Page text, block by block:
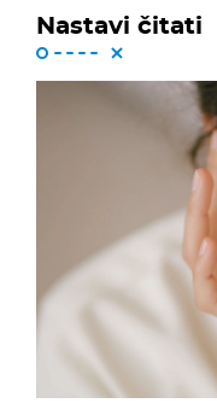
Nastavi čitati